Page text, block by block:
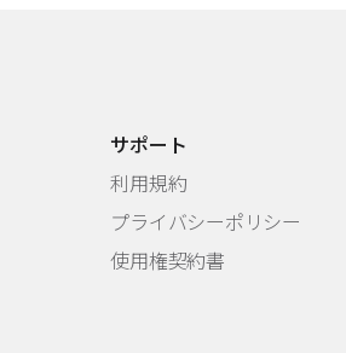
サポート
利用規約
プライバシーポリシー
使用権契約書